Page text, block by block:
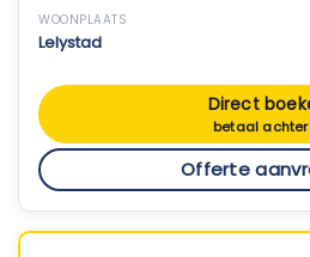
WOONPLAATS
Lelystad
Direct
betaal
Offerte